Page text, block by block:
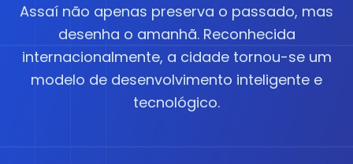
Assaí não apenas preserva o passado, mas
desenha o amanhã. Reconhecida
internacionalmente, a cidade tornou-se um
modelo de desenvolvimento inteligente e
tecnológico.